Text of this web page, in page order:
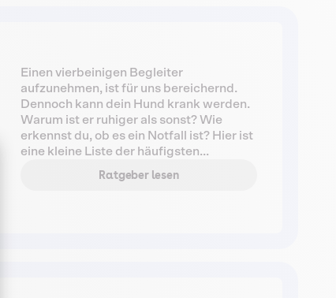
Einen vierbeinigen Begleiter
aufzunehmen, ist für uns bereichernd.
Dennoch kann dein Hund krank werden.
Warum ist er ruhiger als sonst? Wie
erkennst du, ob es ein Notfall ist? Hier ist
eine kleine Liste der häufigsten
vermeiden kannst! Wenn du Zweifel an
Ratgeber lesen
Sie Ihre Optionen an